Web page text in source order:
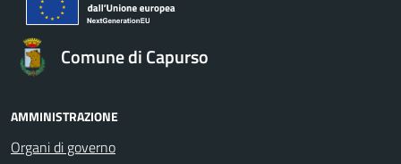
Comune di Capurso
AMMINISTRAZIONE
Organi di governo